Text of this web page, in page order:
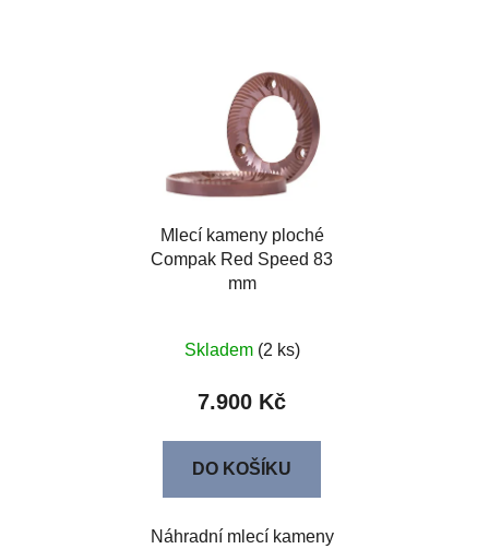
Mlecí kameny ploché
Compak Red Speed 83
mm
Skladem (2 ks)
7.900 Kč
DO KOŠÍKU
Náhradní mlecí kameny